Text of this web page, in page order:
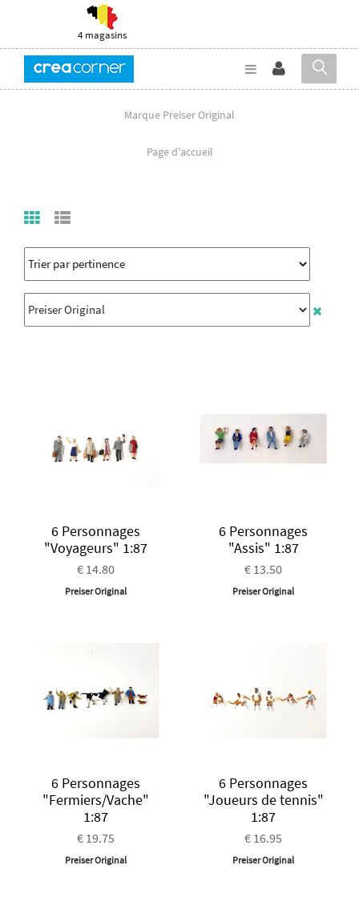
4 magasins
Marque Preiser Original
Page d'accueil
6 Personnages
"Voyageurs" 1:87
€ 14.80
Preiser Original
6 Personnages
"Assis" 1:87
€ 13.50
Preiser Original
6 Personnages
"Fermiers/Vache"
1:87
€ 19.75
Preiser Original
6 Personnages
"Joueurs de tennis"
1:87
€ 16.95
Preiser Original